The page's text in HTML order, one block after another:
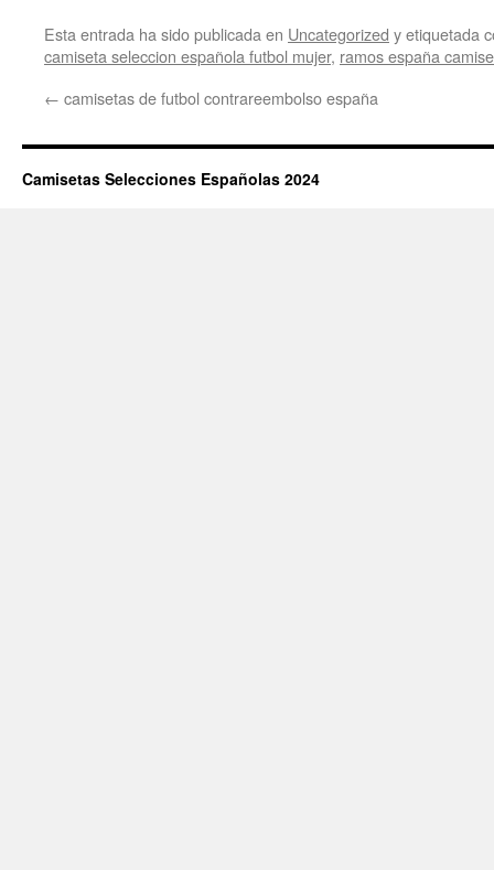
Esta entrada ha sido publicada en Uncategorized y etiquetada
camiseta seleccion española futbol mujer, ramos españa
← camisetas de futbol contrareembolso españa
Camisetas Selecciones Españolas 2024